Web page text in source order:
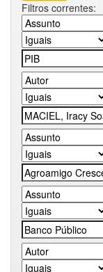
Filtros correntes: